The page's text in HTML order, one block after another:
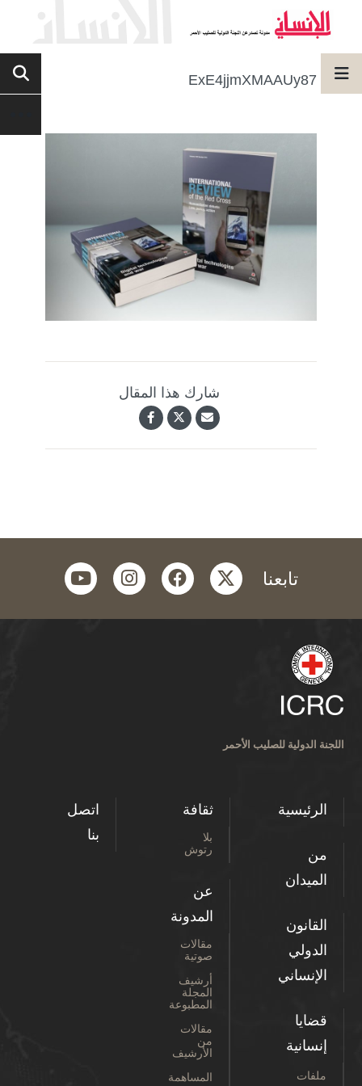
ExE4jjmXMAAUy87
شارك هذا المقال
تابعنا twitter
facebook
instagram
youtube
اللجنة الدولية للصليب الأحمر
الرئيسية
من
الميدان
القانون
الدولي
الإنساني
قضايا
إنسانية
ملفات
ثقافة
بلا
رتوش
عن
المدونة
مقالات
صوتية
أرشيف
المجلة
المطبوعة
مقالات
من
الأرشيف
المساهمة
اتصل
بنا